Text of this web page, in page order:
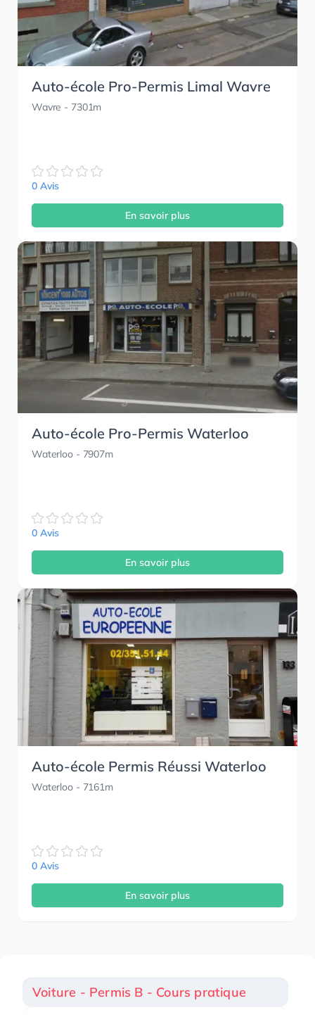
Auto-école Pro-Permis Limal Wavre
Wavre - 7301m
0 Avis
En savoir plus
Auto-école Pro-Permis Waterloo
Waterloo- 7907m
0 Avis
En savoir plus
Auto-école Permis Réussi Waterloo
Waterloo- 7161m
0 Avis
En savoir plus
Voiture - Permis B - Cours pratique